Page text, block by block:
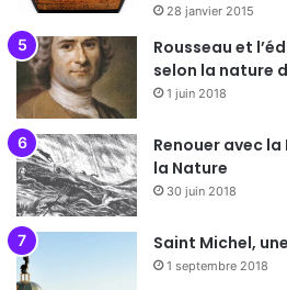
28 janvier 2015
Rousseau et
selon la nature
1 juin 2018
Renouer avec
la Nature
30 juin 2018
Saint Michel,
1 septembre 2018